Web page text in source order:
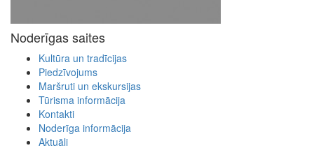
Noderīgas saites
Kultūra un tradīcijas
Piedzīvojums
Maršruti un ekskursijas
Tūrisma informācija
Kontakti
Noderīga informācija
Aktuāli